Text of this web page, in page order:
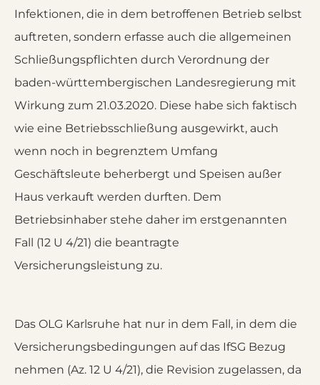
Infektionen, die in dem betroffenen Betrieb selbst
auftreten, sondern erfasse auch die allgemeinen
Schließungspflichten durch Verordnung der
baden-württembergischen Landesregierung mit
Wirkung zum 21.03.2020. Diese habe sich faktisch
wie eine Betriebsschließung ausgewirkt, auch
wenn noch in begrenztem Umfang
Geschäftsleute beherbergt und Speisen außer
Haus verkauft werden durften. Dem
Betriebsinhaber stehe daher im erstgenannten
Fall (12 U 4/21) die beantragte
Versicherungsleistung zu.
Das OLG Karlsruhe hat nur in dem Fall, in dem die
Versicherungsbedingungen auf das IfSG Bezug
nehmen (Az. 12 U 4/21), die Revision zugelassen, da